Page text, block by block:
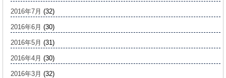
2016年7月 (32)
2016年6月 (30)
2016年5月 (31)
2016年4月 (30)
2016年3月 (32)